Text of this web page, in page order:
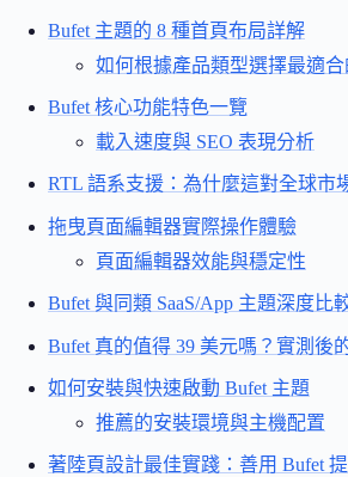
Bufet 主題的 8 種首頁布局詳解
如何根據產品類型選擇最適合
Bufet 核心功能特色一覽
載入速度與 SEO 表現分析
RTL 語系支援：為什麼這對全球市
拖曳頁面編輯器實際操作體驗
頁面編輯器效能與穩定性
Bufet 與同類 SaaS/App 主題深度比
Bufet 真的值得 39 美元嗎？實測後
如何安裝與快速啟動 Bufet 主題
推薦的安裝環境與主機配置
著陸頁設計最佳實踐：善用 Bufet